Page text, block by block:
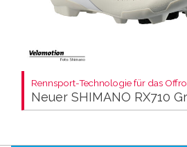
Rennsport-Technologie für das
Neuer SHIMANO RX710